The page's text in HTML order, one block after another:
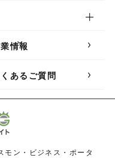
情報
くあるご質問
モン・ビジネス・ポータ